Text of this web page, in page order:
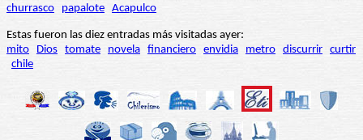
churrasco
papalote Acapulco
Estas fueron las diez entradas más visitadas ayer:
mito
Dios tomate novela financiero envidia metro discurrir curtir
chile